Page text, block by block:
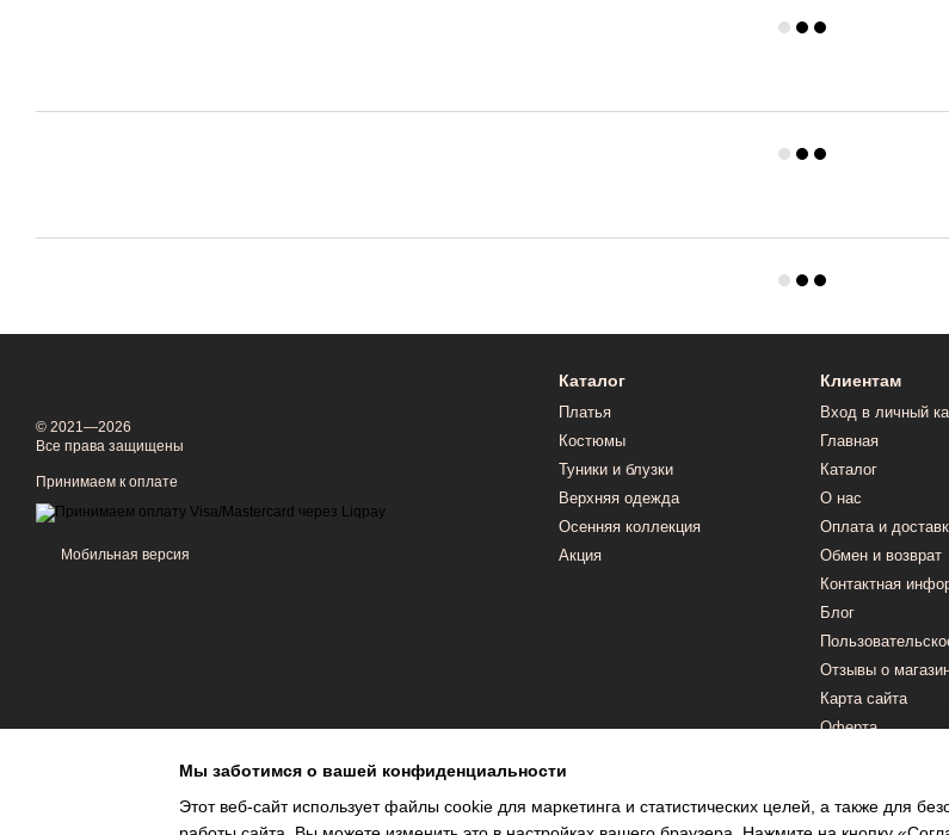
© 2021—2026
Все права защищены
Принимаем к оплате
Мобильная версия
Каталог
Платья
Костюмы
Туники и блузки
Верхняя одежда
Осенняя коллекция
Акция
Клиентам
Вход в личный
Главная
Каталог
О нас
Оплата и
Обмен и возврат
Контактная
Блог
Отзывы о
Карта сайта
Оферта
Мы заботимся о вашей конфиденциальности
Этот веб-сайт использует файлы cookie для маркетинга и статистических целей, а также для